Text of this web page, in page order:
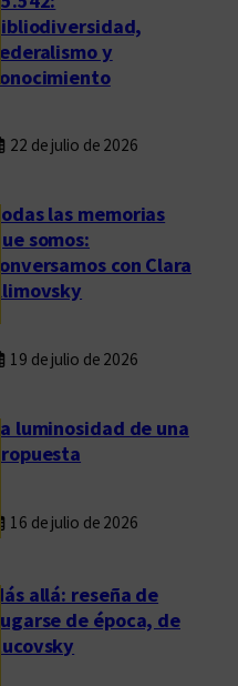
bibliodiversidad,
federalismo y
conocimiento
22 de julio de 2026
Todas las memorias
que somos:
conversamos con Clara
Klimovsky
19 de julio de 2026
La luminosidad de una
propuesta
16 de julio de 2026
Más allá: reseña de
Fugarse de época, de
Rucovsky